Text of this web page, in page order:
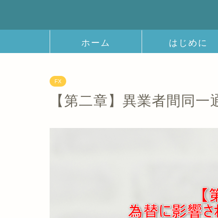
ホーム はじめに
FX
【第二章】異業者間同